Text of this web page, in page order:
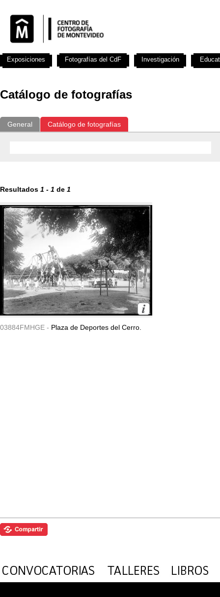
Catálogo de fotografías
General Catálogo de fotografías
Resultados 1 - 1 de 1
03884FMHGE - Plaza de Deportes del Cerro.
Exposiciones Fotografías del CdF Investigación